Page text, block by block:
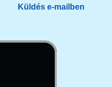
Küldés e-mailben